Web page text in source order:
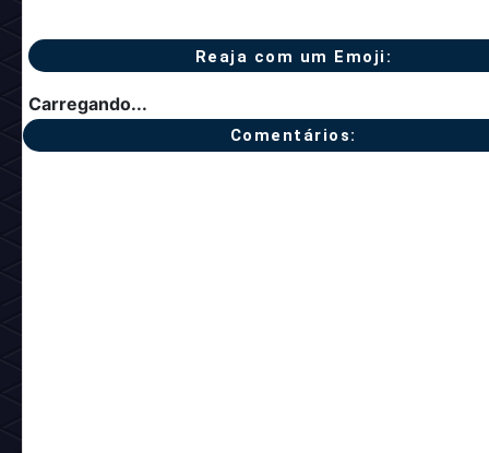
Reaja com um Emoji:
Carregando...
Comentários: